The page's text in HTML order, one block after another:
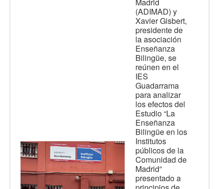
Madrid
(ADIMAD) y
Xavier Gisbert,
presidente de
la asociación
Enseñanza
Bilingüe, se
reúnen en el
IES
Guadarrama
para analizar
los efectos del
Estudio “La
Enseñanza
Bilingüe en los
Institutos
públicos de la
Comunidad de
Madrid”
presentado a